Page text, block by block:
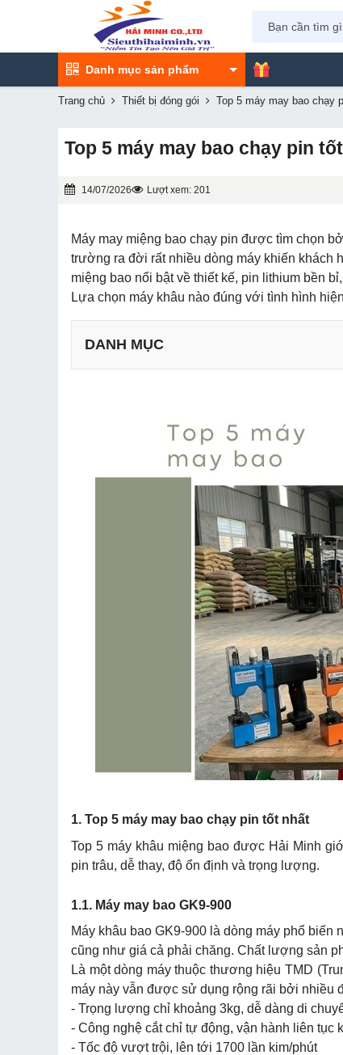
Danh mục sản phẩm
Trang chủ Thiết bị đóng gói Top 5 máy may bao chạy
Top 5 máy may bao chạy pin
14/07/2026 Lượt xem: 201
Máy may miệng bao chạy pin được tìm chọn
trường ra đời rất nhiều dòng máy khiến khách
miệng bao nổi bật về thiết kế, pin lithium bền
Lựa chọn máy khâu nào đúng với tình hình
DANH MỤC
1.3. Máy may bao KC9-200D
1.4. Máy may bao KBS-1
1.5. Máy may bao GK9-500
1. Top 5 máy may bao chạy pin tốt nhất
Top 5 máy khâu miệng bao được Hải Minh
pin trâu, dễ thay, độ ổn định và trọng lượng.
1.1. Máy may bao GK9-900
Máy khâu bao GK9-900 là dòng máy phổ
cũng như giá cả phải chăng. Chất lượng sản
Là một dòng máy thuộc thương hiệu TMD
máy này vẫn được sử dụng rộng rãi bởi nhiều
- Trọng lượng chỉ khoảng 3kg, dễ dàng di
- Công nghệ cắt chỉ tự động, vận hành liên tục
- Tốc độ vượt trội, lên tới 1700 lần kim/phút